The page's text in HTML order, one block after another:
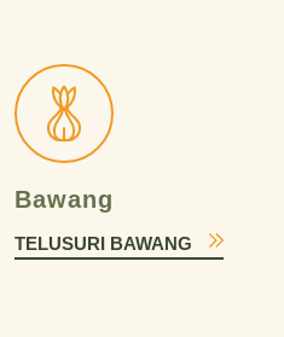
Bawang
TELUSURI BAWANG